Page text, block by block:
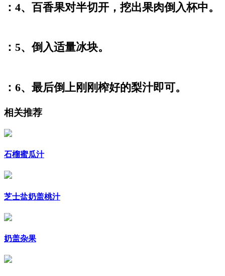
：4、百香果对半切开，挖出果肉倒入杯中。
：5、倒入适量冰块。
：6、最后倒上刚刚榨好的梨汁即可。
相关推荐
石榴蜜瓜汁
芝士盐奶盖桃汁
奶盖杂果